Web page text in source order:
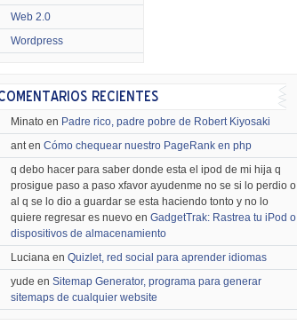
Web 2.0
Wordpress
Minato en Padre rico, padre pobre de Robert Kiyosaki
ant en Cómo chequear nuestro PageRank en php
q debo hacer para saber donde esta el ipod de mi hija q
prosigue paso a paso xfavor ayudenme no se si lo perdio o
al q se lo dio a guardar se esta haciendo tonto y no lo
quiere regresar es nuevo en GadgetTrak: Rastrea tu iPod o
dispositivos de almacenamiento
Luciana en Quizlet, red social para aprender idiomas
yude en Sitemap Generator, programa para generar
sitemaps de cualquier website